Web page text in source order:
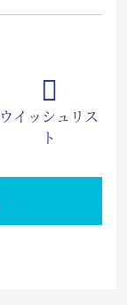
ウイッシュリス
ト